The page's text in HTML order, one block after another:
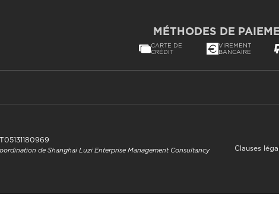
MÉTHODES DE
CARTE DE
CRÉDIT
VIREMENT
BANCAIRE
de Shanghai Luzi Enterprise Management Consultancy
Clauses